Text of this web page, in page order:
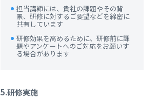
担当講師には、貴社の課題やその背
景、研修に対するご要望などを綿密に
共有しています
研修効果を高めるために、研修前に課
題やアンケートへのご対応をお願いす
る場合があります
5.研修実施